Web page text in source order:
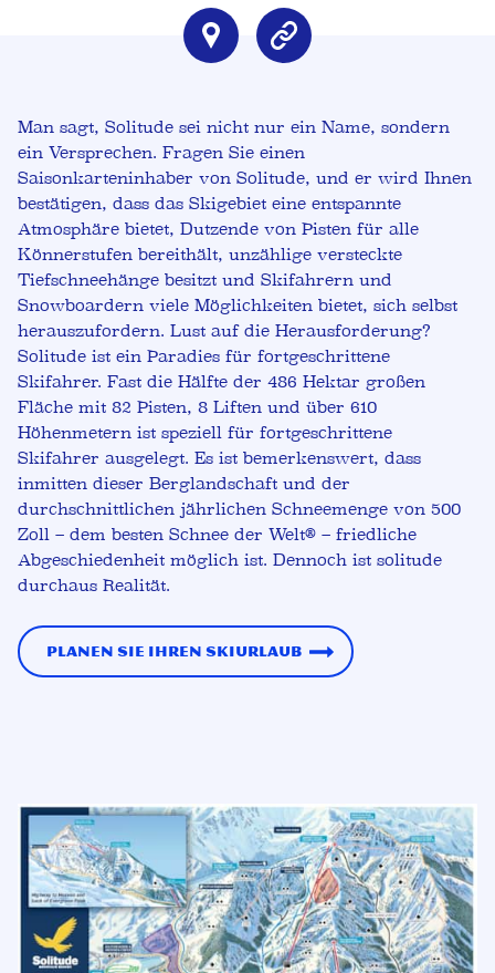
Man sagt, Solitude sei nicht nur ein Name, sondern
ein Versprechen. Fragen Sie einen
Saisonkarteninhaber von Solitude, und er wird Ihnen
bestätigen, dass das Skigebiet eine entspannte
Atmosphäre bietet, Dutzende von Pisten für alle
Könnerstufen bereithält, unzählige versteckte
Tiefschneehänge besitzt und Skifahrern und
Snowboardern viele Möglichkeiten bietet, sich selbst
herauszufordern. Lust auf die Herausforderung?
Solitude ist ein Paradies für fortgeschrittene
Skifahrer. Fast die Hälfte der 486 Hektar großen
Fläche mit 82 Pisten, 8 Liften und über 610
Höhenmetern ist speziell für fortgeschrittene
Skifahrer ausgelegt. Es ist bemerkenswert, dass
inmitten dieser Berglandschaft und der
durchschnittlichen jährlichen Schneemenge von 500
Zoll – dem besten Schnee der Welt® – friedliche
Abgeschiedenheit möglich ist. Dennoch ist solitude
durchaus Realität.
Planen Sie Ihren Skiurlaub